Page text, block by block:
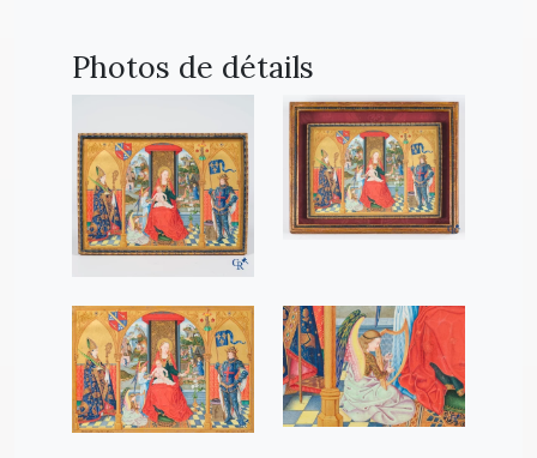
Photos de détails